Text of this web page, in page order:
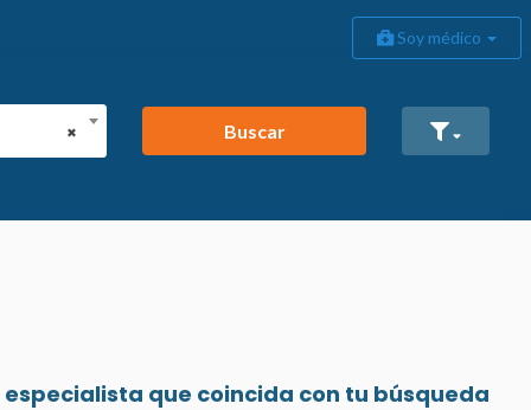
Soy médico
× Buscar
que coincida con tu búsqueda